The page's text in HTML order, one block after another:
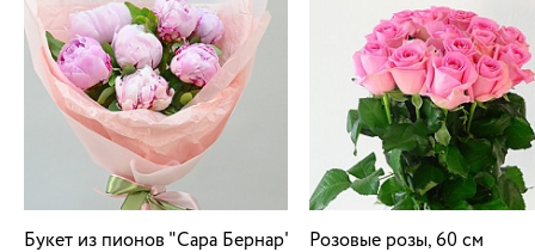
Букет из пионов "Сара Бернар" Розовые розы, 60 см